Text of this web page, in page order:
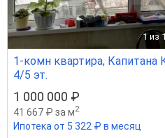
1 из
1-комн квартира, Капитана
4/5 эт.
1 000 000 ₽
41 667 ₽ за м2
Ипотека от 5 322 ₽ в месяц